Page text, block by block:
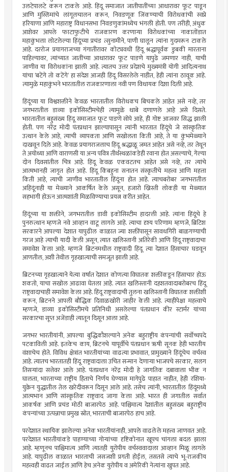
उलटेपालटे करून टाकले आहे. हिंदू समाजात जातीपातींच्या आधारावर फूट पाडून
आणि मुस्लिमांचे लांगूलचालन करून, निवडणूक जिंकण्याची विरोधकांची स्वप्ने
हरियाणा आणि महाराष्ट्र विधानसभा निवडणुकांमध्येच भंगली होती. पण तरीही, अंधुक
आशेवर आपले फाटाफुटीचे राजकारण करणार्‍या विरोधकांच्या नाकातोंडात
महाकुंभला लोटलेल्या हिंदूंच्या प्रचंड त्सुनामीने, पाणी घालून त्यांना गुदमरून टाकले
आहे. दररोज प्रयागराजच्या गंगातीरावर कोट्यवधी हिंदू श्रद्धापूर्वक डुबकी मारताना
पाहिल्यावर, त्यांच्यात जातींच्या आधारावर फूट पाडणे यापुढे जमणार नाही, याची
जाणीव या विरोधकांना झाली आहे. त्यातच उत्तर प्रदेशचे मुख्यमंत्री योगी आदित्यनाथ
यांचा ‘बटेंगे तो कटेंगे’ हा संदेश आजही हिंदू विसरलेले नाहीत, हेही त्यांना ठावूक आहे.
त्यामुळे महाकुंभने भारतातील राजकारणाला नवी पण विधायक दिशा दिली आहे.
हिंदूंच्या या विश्वशक्तीने केवळ भारतातील विरोधकच बिचकले आहेत असे नव्हे, तर
जगभरातील डाव्या इकोसिस्टीमचेही त्यामुळे धाबे दणाणले आहे असे दिसते.
भारतातील बहुसंख्य हिंदू समाजात फूट पाडणे सोपे आहे, ही गोष्ट आजवर सिद्ध झाली
होती. पण नरेंद्र मोदी पंतप्रधान झाल्यापासून त्यांनी भारतात हिंदूंचे जे सांस्कृतिक
उत्थान केले आहे, त्याची व्यापकता आणि सखोलता किती आहे, ते या कुंभमेळ्याने
दाखवून दिले आहे. केवळ प्रयागराजलाच हिंदू श्रद्धाळू जमत आहेत असे नव्हे, तर तेथून
ते अयोध्या आणि वाराणसी या अन्य पवित्र तीर्थस्थळांकडेही रवाना होत असल्याचे, गेल्या
दोन दिवसांतील चित्र आहे. हिंदू केवळ एकवटतच आहेत असे नव्हे, तर त्यांचे
आत्मभानही जागृत होत आहे. हिंदू किंबहुना सनातन संस्कृतीचे महत्त्व आणि महत्ता
किती आहे, त्याची जाणीव भारतातील हिंदूंना होत आहे. त्याचबरोबर जगभरातील
अहिंदूंनाही या मेळ्याने आकर्षित केले असून, हजारो ख्रिस्ती लोकही या मेळ्यात
सहभागी होऊन आत्मशांती मिळविण्याचा प्रयत्न करीत आहेत.
हिंदूंच्या या शक्तीने, जगभरातील डावी इकोसिस्टीम हादरली आहे. त्यांना हिंदूंचे हे
पुनरुत्थान म्हणजे नवे आव्हान वाटू लागले आहे. त्याचा दृश्य परिणाम म्हणजे, ब्रिटिश
सरकारने आपल्या देशात यापुढील काळात ज्या शक्तींपासून सावधगिरी बाळगण्याची
गरज आहे त्याची यादी केली असून, त्यात खलिस्तानी अतिरेकी आणि हिंदू राष्ट्रवादाचा
समावेश केला आहे. म्हणजे ब्रिटनमधील राष्ट्रवादी हिंदू त्या देशात हिंसाचार घडवून
आणतील, अशी तेथील गृहखात्याची समजूत झाली आहे.
ब्रिटनच्या गृहखात्याने येत्या वर्षात देशात कोणत्या विघातक शक्तींकडून हिंसाचार होऊ
शकतो, याचा सखोल आढावा घेतला आहे. त्यात खलिस्तानी दहशतवादाबरोबरच हिंदू
राष्ट्रवादाचाही समावेश केला आहे. हिंदू राष्ट्रवादाची तुलना खलिस्तानी विघातक शक्तीशी
करून, ब्रिटनने आपली बौद्धिक दिवाळखोरी जाहीर केली आहे. त्याहीपेक्षा महत्त्वाचे
म्हणजे, डाव्या इकोसिस्टीमचे प्रतिनिधी असलेल्या पंतप्रधान कीर स्टार्मर यांच्या
सरकारचा सूप्त अजेंडाही त्यातून दिसून आला आहे.
जगभर भारतीयांनी, आपल्या बुद्धिकौशल्याने अनेक बहुराष्ट्रीय कंपन्यांची सर्वोच्चपदे
पटकाविली आहे. इतकेच काय, ब्रिटनचे यापूर्वीचे पंतप्रधान ऋषी सूनक हेही भारतीय
वंशाचेच होते. विविध क्षेत्रांत भारतीयांच्या वाढत्या प्रभावात, प्रामुख्याने हिंदूंचेच वर्चस्व
आहे. त्यातच भारतातही हिंदू राष्ट्रवादाला उचित सन्मान देणार्‍या भाजपचे सरकार, सलग
तिसर्‍यांदा सत्तेवर आले आहे. पंतप्रधान नरेंद्र मोदी हे जागतिक दबावाला भीक न
घालता, भारताच्या राष्ट्रीय हिताचे निर्णय घेण्यास मागेपुढे पाहात नाहीत, हेही रशिया-
युक्रेन युद्धातील तेल खरेदीवरून दिसून आले आहे. तसेच त्यांनी, भारतातील हिंदूंमध्ये
आत्मभान आणि सांस्कृतिक राष्ट्रवाद जागा केला आहे. भारत ही जगातील सर्वात
आकर्षक आणि प्रचंड मोठी बाजारपेठ आहे. पाश्चिमात्य देशांतील बहुसंख्य बहुराष्ट्रीय
कंपन्यांच्या उत्पन्नाचा प्रमुख स्रोत, भारताची बाजारपेठ हाच आहे.
परदेशात स्थायिक झालेल्या अनेक भारतीयांनाही, आपले वाढलेले महत्त्व जाणवत आहे.
परदेशात भारतीयांकडे पाहण्याच्या गोर्‍यांच्या दृष्टिकोनात खूपच चांगला बदल झाला
आहे. म्हणूनच पाश्चिमात्य आणि त्यातही युरोपीय वर्चस्ववादाला आव्हान मिळू लागले
आहे. यापुढील काळात भारताची जसजशी प्रगती होईल, तसतसे त्याचे भू-राजकीय
महत्त्वही वाढत जाईल आणि हेच अनेक युरोपीय व अमेरिकी नेत्यांना खुपत आहे.